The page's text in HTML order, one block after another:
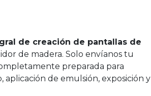
de creación de pantallas de
de madera. Solo envíanos tu
preparada para
aplicación de emulsión, exposición y